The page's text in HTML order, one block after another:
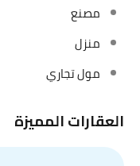
مصنع
منزل
مول تجاري
العقارات المميزة